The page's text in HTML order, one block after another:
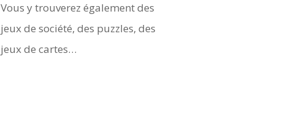
Vous y trouverez également des
jeux de société, des puzzles, des
jeux de cartes…